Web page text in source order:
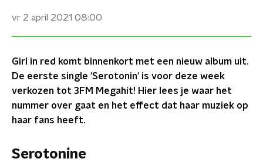
vr 2 april 2021 08:00
Girl in red komt binnenkort met een nieuw album uit.
De eerste single 'Serotonin' is voor deze week
verkozen tot 3FM Megahit! Hier lees je waar het
nummer over gaat en het effect dat haar muziek op
haar fans heeft.
Serotonine